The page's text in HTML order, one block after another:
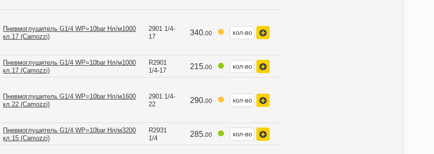
Пневмоглушитель G1/4 WP=10bar Нл/м1000
кл.17 (Camozzi)
2901 1/4-
17
340.00
Пневмоглушитель G1/4 WP=10bar Нл/м1000
кл.17 (Camozzi)
R2901
1/4-17
215.00
Пневмоглушитель G1/4 WP=10bar Нл/м1600
кл.22 (Camozzi)
2901 1/4-
22
290.00
Пневмоглушитель G1/4 WP=10bar Нл/м3200
кл.15 (Camozzi)
R2931
1/4
285.00